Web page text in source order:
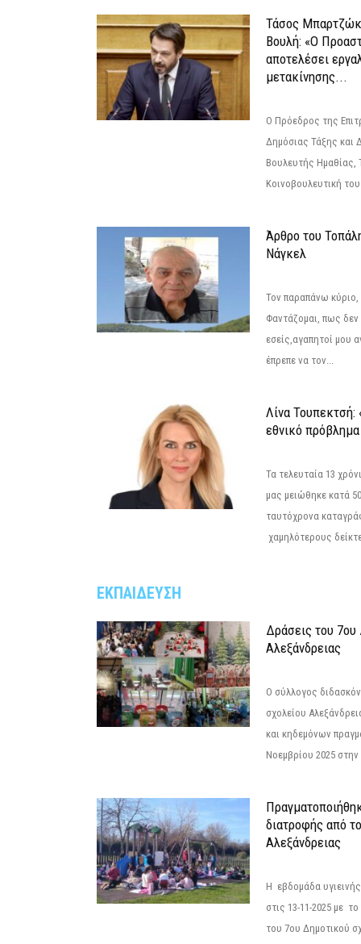
Τάσος
Βουλή: «Ο
αποτελέσει
μετακίνησης...
Ο Πρόεδρος της
Δημόσιας Τάξης και
Βουλευτής
Κοινοβουλευτική
Άρθρο του
Νάγκελ
Τον παραπάνω
Φαντάζομαι, πως δεν
εσείς,αγαπητοί μου
έπρεπε να τον...
Λίνα Τουπεκτσή:
εθνικό πρόβλημα
Τα τελευταία 13
μας μειώθηκε κατά
ταυτόχρονα
χαμηλότερους
ΕΚΠΑΙΔΕΥΣΗ
Δράσεις του 7ου
Αλεξάνδρειας
Ο σύλλογος
σχολείου
και κηδεμόνων
Νοεμβρίου 2025
διατροφής από
Αλεξάνδρειας
Η εβδομάδα
στις 13-11-2025 με
του 7ου Δημοτικού